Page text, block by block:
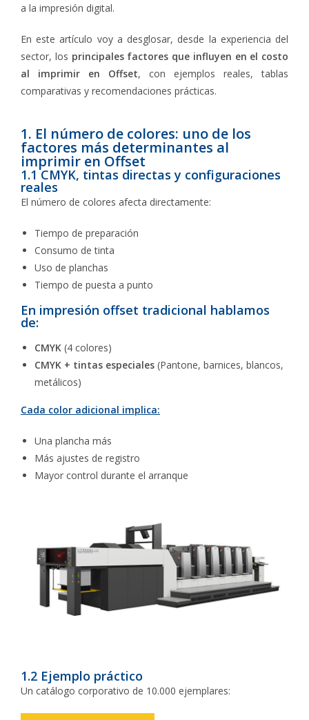
a la impresión digital.
En este artículo voy a desglosar, desde la experiencia del
sector, los principales factores que influyen en el costo
al imprimir en Offset, con ejemplos reales, tablas
comparativas y recomendaciones prácticas.
1. El número de colores: uno de los
factores más determinantes al
imprimir en Offset
1.1 CMYK, tintas directas y configuraciones
reales
El número de colores afecta directamente:
Tiempo de preparación
Consumo de tinta
Uso de planchas
Tiempo de puesta a punto
En impresión offset tradicional hablamos
de:
CMYK (4 colores)
CMYK + tintas especiales (Pantone, barnices, blancos,
metálicos)
Cada color adicional implica:
Una plancha más
Más ajustes de registro
Mayor control durante el arranque
1.2 Ejemplo práctico
Un catálogo corporativo de 10.000 ejemplares: